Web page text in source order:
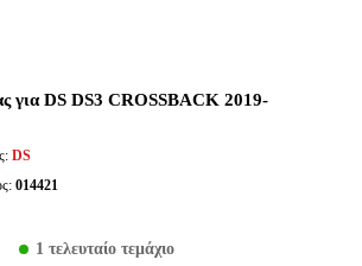
για DS DS3 CROSSBACK 2019-
DS
014421
1 τελευταίο τεμάχιο